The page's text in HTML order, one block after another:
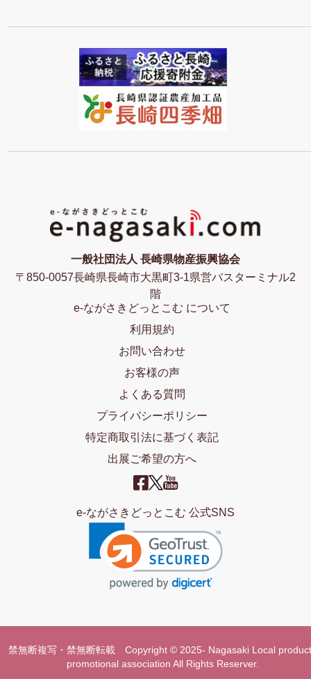
一般社団法人 長崎県物産振興協会
〒850-0057長崎県長崎市大黒町3-1県営バスターミナル2
階
e-ながさきどっとこむ について
利用規約
お問い合わせ
お客様の声
よくある質問
プライバシーポリシー
特定商取引法に基づく表記
出展ご希望の方へ
e-ながさきどっとこむ 公式SNS
禁無断複写・禁無断転載 Copyright © 2025- Nagasaki Local
promotional association All Rights Reserver.